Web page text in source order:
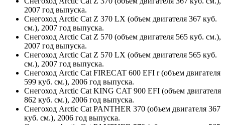
2007 год выпуска.
Снегоход Arctic Cat Z 370 LX (объем двигателя 367 куб.
см.), 2007 год выпуска.
Снегоход Arctic Cat Z 570 (объем двигателя 565 куб. см.),
2007 год выпуска.
Снегоход Arctic Cat Z 570 LX (объем двигателя 565 куб.
см.), 2007 год выпуска.
Снегоход Arctic Cat FIRECAT 600 EFI r (объем двигателя
599 куб. см.), 2006 год выпуска.
Снегоход Arctic Cat KING CAT 900 EFI (объем двигателя
862 куб. см.), 2006 год выпуска.
Снегоход Arctic Cat PANTHER 370 (объем двигателя 367
куб. см.), 2006 год выпуска.